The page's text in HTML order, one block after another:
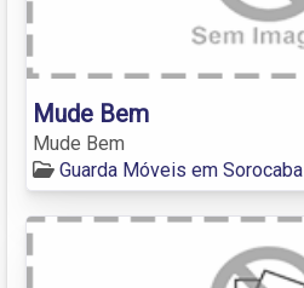
Mude Bem
Mude Bem
Guarda Móveis em Sorocaba